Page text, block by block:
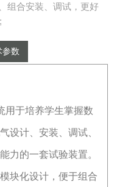
组合安装、调试，更好
参数
用于培养学生掌握数
设计、安装、调试、
力的一套试验装置。
块化设计，便于组合